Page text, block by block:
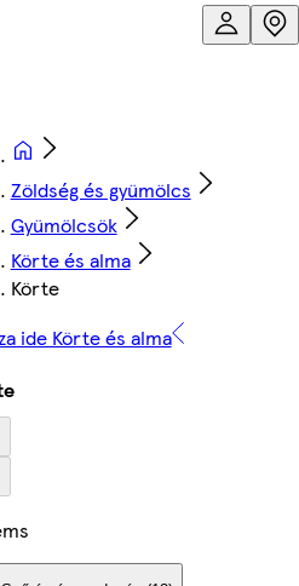
Zöldség és gyümölcs
Gyümölcsök
Körte és alma
Körte
ide Körte és alma